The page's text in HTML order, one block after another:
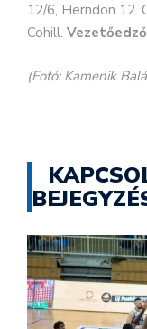
12/6, Herndon 12.
Cohill.
(Fotó: Kamenik